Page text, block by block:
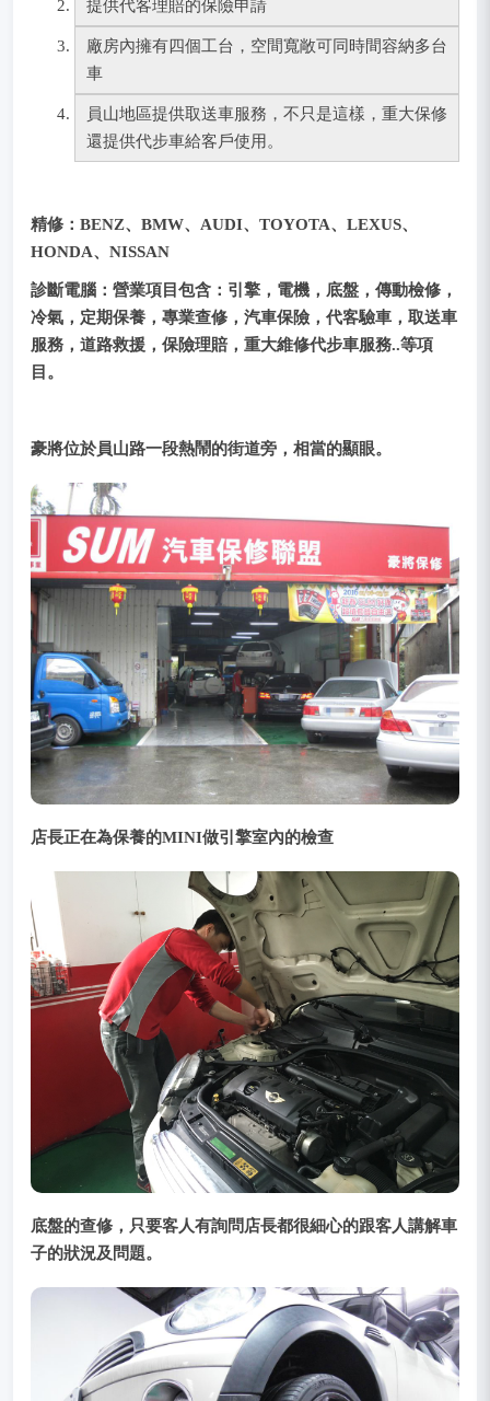
提供代客理賠的保險申請
廠房內擁有四個工台，空間寬敞可同時間容納多台
車
員山地區提供取送車服務，不只是這樣，重大保修
還提供代步車給客戶使用。
精修 ：BENZ、BMW、AUDI、TOYOTA、LEXUS、
HONDA、NISSAN
診斷電腦： 營業項目包含：引擎，電機，底盤，傳動檢修，
冷氣，定期保養，專業查修，汽車保險，代客驗車，取送車
服務，道路救援，保險理賠，重大維修代步車服務..等項
目。
豪將位於員山路一段熱鬧的街道旁，相當的顯眼。
店長正在為保養的MINI做引擎室內的檢查
底盤的查修，只要客人有詢問店長都很細心的跟客人講解車
子的狀況及問題。